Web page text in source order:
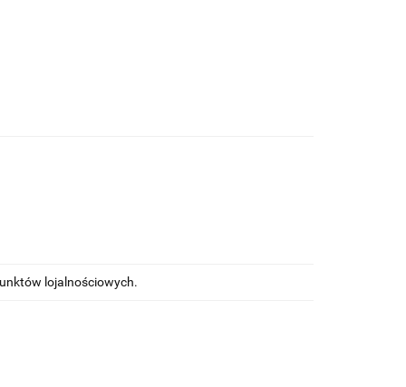
lojalnościowych.